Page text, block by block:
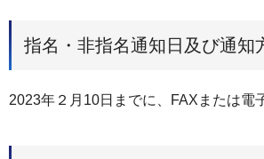
指名・非指名通知日及び通知
2023年２月10日までに、FAXまたは電